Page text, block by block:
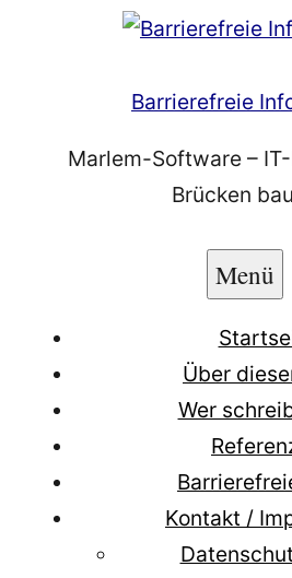
Barrierefreie
Marlem-Software –
Brücken
Menü
Über
Wer
Kontakt /